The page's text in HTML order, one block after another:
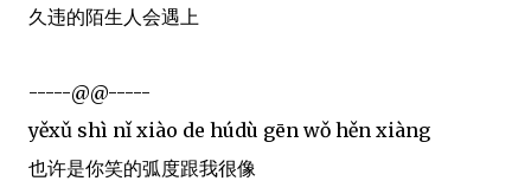
久违的陌生人会遇上
-----@@-----
yěxǔ shì nǐ xiào de húdù gēn wǒ hěn xiàng
也许是你笑的弧度跟我很像